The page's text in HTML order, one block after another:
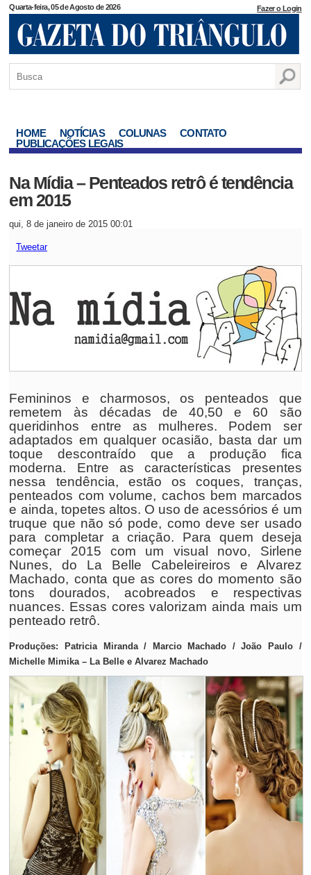
Quarta-feira, 05 de Agosto de 2026 Fazer o Login
HOME NOTÍCIAS COLUNAS
CONTATO
PUBLICAÇÕES LEGAIS
Na Mídia – Penteados retrô é tendência
em 2015
qui, 8 de janeiro de 2015 00:01
Tweetar
Femininos e charmosos, os penteados que
remetem às décadas de 40,50 e 60 são
queridinhos entre as mulheres. Podem ser
adaptados em qualquer ocasião, basta dar um
toque descontraído que a produção fica
moderna. Entre as características presentes
nessa tendência, estão os coques, tranças,
penteados com volume, cachos bem marcados
e ainda, topetes altos. O uso de acessórios é um
truque que não só pode, como deve ser usado
para completar a criação. Para quem deseja
começar 2015 com um visual novo, Sirlene
Nunes, do La Belle Cabeleireiros e Alvarez
Machado, conta que as cores do momento são
tons dourados, acobreados e respectivas
nuances. Essas cores valorizam ainda mais um
penteado retrô.
Produções: Patricia Miranda / Marcio Machado / João Paulo /
Michelle Mimika – La Belle e Alvarez Machado